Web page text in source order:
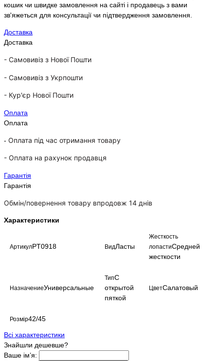
кошик чи швидке замовлення на сайті і продавець з вами
зв'яжеться для консультації чи підтвердження замовлення.
Доставка
Доставка
- Самовивіз з Нової Пошти
- Самовивіз з Укрпошти
- Кур'єр Нової Пошти
Оплата
Оплата
- Оплата під час отримання товару
- Оплата на рахунок продавця
Гарантія
Гарантія
Обмін/повернення товару впродовж 14 днів
Характеристики
АртикулPT0918 ВидЛасты
Жесткость
лопастиСредней
жесткости
НазначениеУниверсальные
ТипС
открытой
пяткой
ЦветСалатовый
Розмір42/45
Всі характеристики
Знайшли дешевше?
Ваше ім’я: